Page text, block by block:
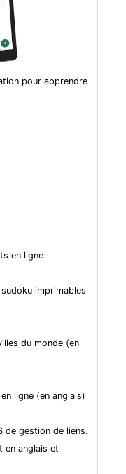
pour apprendre
en ligne
imprimables
du monde (en
ligne (en anglais)
de gestion de liens.
en anglais et